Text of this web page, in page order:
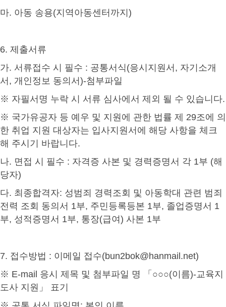
마. 아동 송용(지역아동센터까지 )
6. 제출서류
가. 서류접수 시 필수 : 공통서식(응시지원서 , 자기소개
서 , 개인정보 동의서 )-첨부파일
※ 자필서명 누락 시 서류 심사에서 제외 될 수 있습니다.
※ 국가유공자 등 예우 및 지원에 관한 법률 제 29조에 의
한 취업 지원 대상자는 입사지원서에 해당 사항을 체크
해 주시기 바랍니다.
나. 면접 시 필수 : 자격증 사본 및 경력증명서 각 1부 (해
당자)
다. 최종합격자: 성범죄 경력조회 및 아동학대 관련 범죄
전력 조회 동의서 1부, 주민등록등본 1부, 졸업증명서 1
부, 성적증명서 1부, 통장(급여 ) 사본 1부
7. 접수방법 : 이메일 접수(bun2bok@hanmail.net)
※ E-mail 응시 제목 및 첨부파일 명 「○○○(이름)-교육지
도사 지원 」 표기